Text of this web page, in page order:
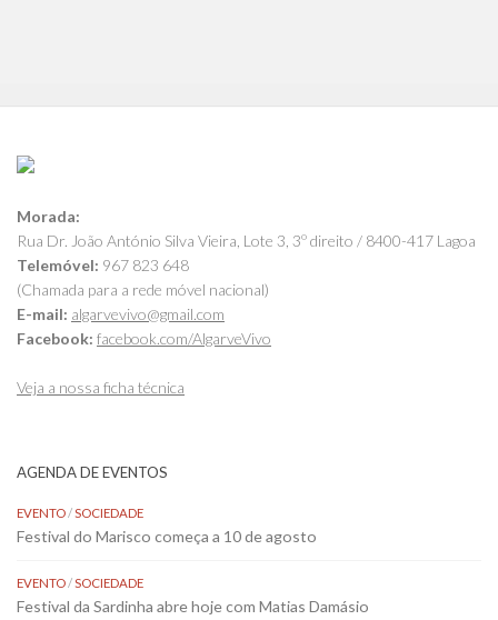
Morada:
Rua Dr. João António Silva Vieira, Lote 3, 3º direito / 8400-417 Lagoa
Telemóvel: 967 823 648
(Chamada para a rede móvel nacional)
E-mail: algarvevivo@gmail.com
Facebook: facebook.com/AlgarveVivo
Veja a nossa ficha técnica
AGENDA DE EVENTOS
EVENTO/SOCIEDADE
Festival do Marisco começa a 10 de agosto
EVENTO/SOCIEDADE
Festival da Sardinha abre hoje com Matias Damásio